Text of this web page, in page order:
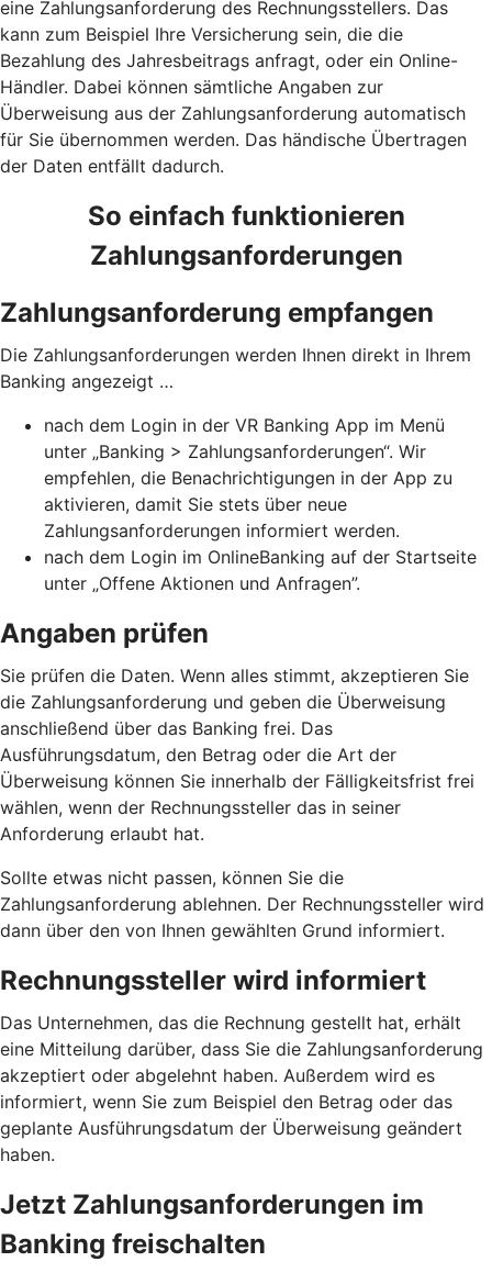
eine Zahlungsanforderung des Rechnungsstellers. Das
kann zum Beispiel Ihre Versicherung sein, die die
Bezahlung des Jahresbeitrags anfragt, oder ein Online-
Händler. Dabei können sämtliche Angaben zur
Überweisung aus der Zahlungsanforderung automatisch
für Sie übernommen werden. Das händische Übertragen
der Daten entfällt dadurch.
So einfach funktionieren
Zahlungsanforderungen
Zahlungsanforderung empfangen
Die Zahlungsanforderungen werden Ihnen direkt in Ihrem
Banking angezeigt …
nach dem Login in der VR Banking App im Menü
unter „Banking > Zahlungsanforderungen“. Wir
empfehlen, die Benachrichtigungen in der App zu
aktivieren, damit Sie stets über neue
Zahlungsanforderungen informiert werden.
nach dem Login im OnlineBanking auf der Startseite
unter „Offene Aktionen und Anfragen”.
Angaben prüfen
Sie prüfen die Daten. Wenn alles stimmt, akzeptieren Sie
die Zahlungsanforderung und geben die Überweisung
anschließend über das Banking frei. Das
Ausführungsdatum, den Betrag oder die Art der
Überweisung können Sie innerhalb der Fälligkeitsfrist frei
wählen, wenn der Rechnungssteller das in seiner
Anforderung erlaubt hat.
Sollte etwas nicht passen, können Sie die
Zahlungsanforderung ablehnen. Der Rechnungssteller wird
dann über den von Ihnen gewählten Grund informiert.
Rechnungssteller wird informiert
Das Unternehmen, das die Rechnung gestellt hat, erhält
eine Mitteilung darüber, dass Sie die Zahlungsanforderung
akzeptiert oder abgelehnt haben. Außerdem wird es
informiert, wenn Sie zum Beispiel den Betrag oder das
geplante Ausführungsdatum der Überweisung geändert
haben.
Jetzt Zahlungsanforderungen im
Banking freischalten